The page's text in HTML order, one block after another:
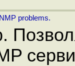
problems.